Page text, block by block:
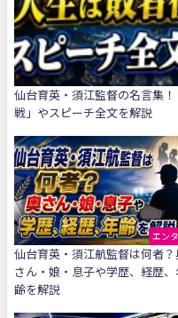
仙台育英・須江監督の名言集
戦」やスピーチ全文を解説
エン
仙台育英・須江航監督は何者
さん・娘・息子や学歴、経歴
齢を解説